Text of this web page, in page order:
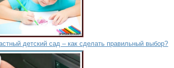
детский сад – как сделать правильный выбор?